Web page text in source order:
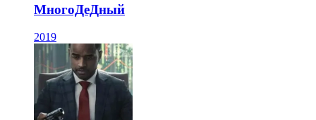
МногоДеДный
2019